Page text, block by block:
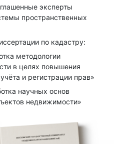
эксперты
пространственных
по кадастру:
методологии
в целях повышения
и регистрации прав»
научных основ
недвижимости»